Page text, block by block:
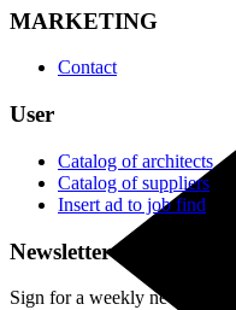
MARKETING
Contact
User
Catalog of architects
Catalog of suppliers
Insert ad to job find
Newsletter
Sign for a weekly newsletter: